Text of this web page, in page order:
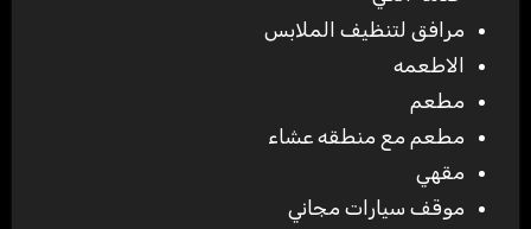
مرافق لتنظيف الملابس
الاطعمه
مطعم
مطعم مع منطقه عشاء
مقهي
موقف سيارات مجاني